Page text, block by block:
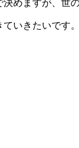
めますが、世
いきたいです。